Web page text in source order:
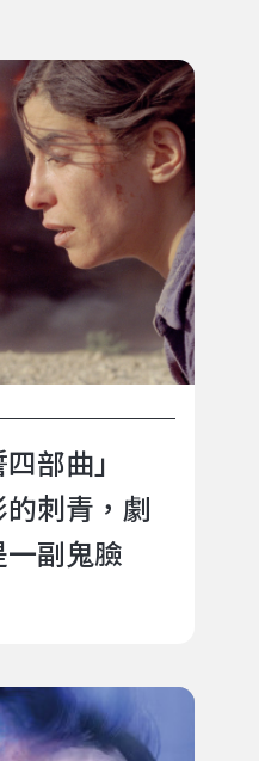
火焚身》：電影的刺
臉
部曲」
的刺青，劇
一副鬼臉
《我是風》、《閃